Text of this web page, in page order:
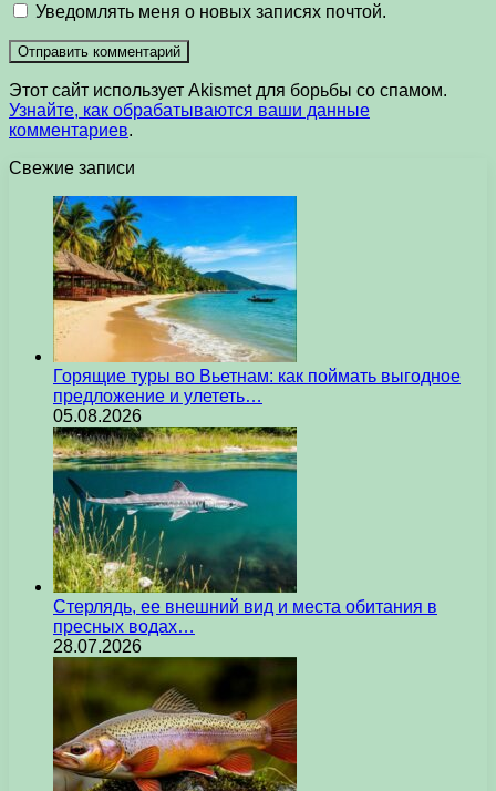
Уведомлять меня о новых записях почтой.
Этот сайт использует Akismet для борьбы со спамом.
Узнайте, как обрабатываются ваши данные
комментариев.
Свежие записи
Горящие туры во Вьетнам: как поймать выгодное
предложение и улететь…
05.08.2026
Стерлядь, ее внешний вид и места обитания в
пресных водах…
28.07.2026